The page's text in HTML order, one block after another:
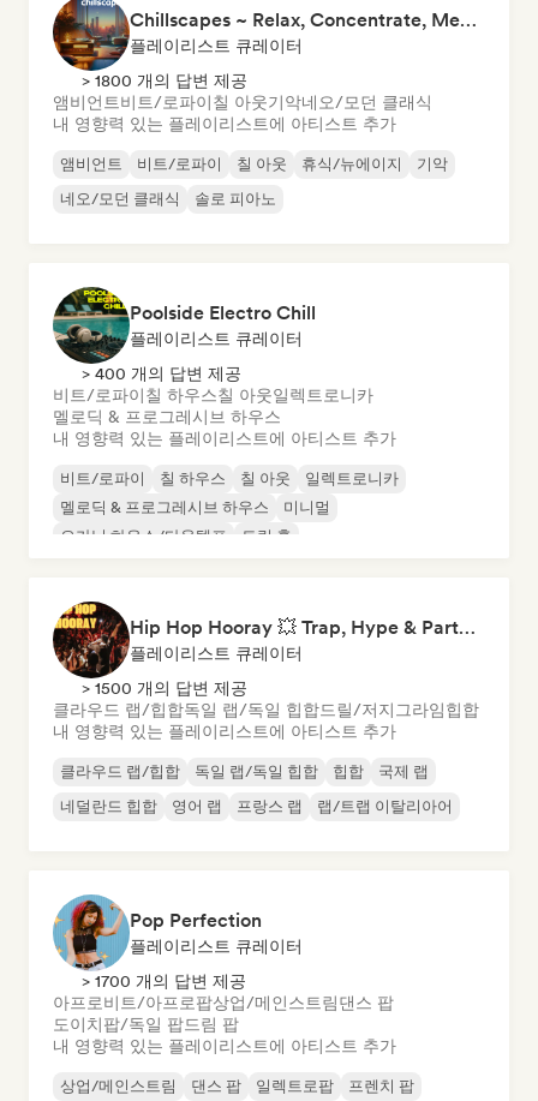
Chillscapes ~ Relax, Concentrate, Meditate, Sleep, Dream
플레이리스트 큐레이터
> 1800 개의 답변 제공
앰비언트비트/로파이칠 아웃기악네오/모던 클래식
내 영향력 있는 플레이리스트에 아티스트 추가
앰비언트 비트/로파이 칠 아웃 휴식/뉴에이지
기악
네오/모던 클래식
솔로 피아노
Poolside Electro Chill
플레이리스트 큐레이터
> 400 개의 답변 제공
비트/로파이칠 하우스칠 아웃일렉트로니카
멜로딕 & 프로그레시브 하우스
내 영향력 있는 플레이리스트에 아티스트 추가
비트/로파이 칠 하우스 칠 아웃
일렉트로니카
멜로딕 & 프로그레시브 하우스
미니멀
오가닉 하우스/다운템포
트립 홉
Hip Hop Hooray 💥 Trap, Hype & Party Rap Bangers
플레이리스트 큐레이터
> 1500 개의 답변 제공
클라우드 랩/힙합독일 랩/독일 힙합드릴/저지 그라임힙합
내 영향력 있는 플레이리스트에 아티스트 추가
클라우드 랩/힙합 독일 랩/독일 힙합 힙합
국제 랩
네덜란드 힙합
영어 랩 프랑스 랩 랩/트랩 이탈리아어
Pop Perfection
플레이리스트 큐레이터
> 1700 개의 답변 제공
아프로비트/아프로팝상업/메인스트림댄스 팝
도이치팝/독일 팝드림 팝
내 영향력 있는 플레이리스트에 아티스트 추가
상업/메인스트림 댄스 팝 일렉트로팝
프렌치 팝